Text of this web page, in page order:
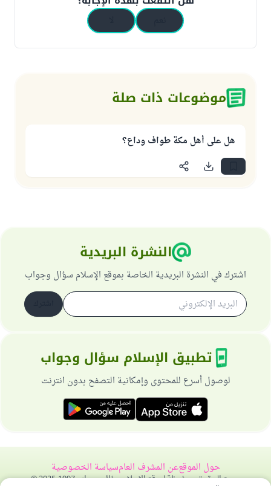
موضوعات ذات صلة
هل على أهل مكة طواف وداع؟
النشرة البريدية
اشترك في النشرة البريدية الخاصة بموقع الإسلام سؤال وجواب
تطبيق الإسلام سؤال وجواب
لوصول أسرع للمحتوى وإمكانية التصفح بدون انترنت
حول الموقععن المشرف العامسياسة الخصوصية
جميع الحقوق محفوظة لموقع الإسلام سؤال وجواب 1997-2025 ©